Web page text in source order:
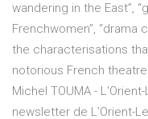
wandering in the East”,
Frenchwomen”, “drama
the characterisations
notorious French
Michel TOUMA -
newsletter de L’Orient-